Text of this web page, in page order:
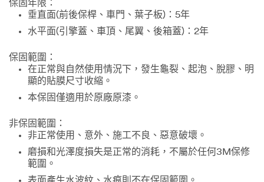
保固年限：
垂直面(前後保桿、車門、葉子板)：5年
水平面(引擎蓋、車頂、尾翼、後箱蓋)：2年
保固範圍：
在正常與自然使用情況下，發生龜裂、起泡、脫膠、明
顯的貼膜尺寸收縮。
本保固僅適用於原廠原漆。
非保固範圍：
非正常使用、意外、施工不良、惡意破壞。
磨損和光澤度損失是正常的消耗，不屬於任何3M保修
範圍。